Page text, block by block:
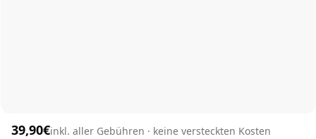
39,90€inkl. aller Gebühren · keine versteckten Kosten